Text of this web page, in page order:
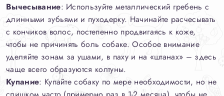
Вычесывание: Используйте металлический гребень с
длинными зубьями и пуходерку. Начинайте расчесывать
с кончиков волос, постепенно продвигаясь к коже,
чтобы не причинять боль собаке. Особое внимание
уделяйте зонам за ушами, в паху и на «штанах» – здесь
чаще всего образуются колтуны.
Купание: Купайте собаку по мере необходимости, но не